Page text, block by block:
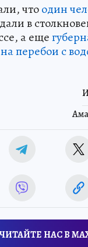
чтоодин
в
а еще
перебои с
ЧИТАЙТЕ НАС В